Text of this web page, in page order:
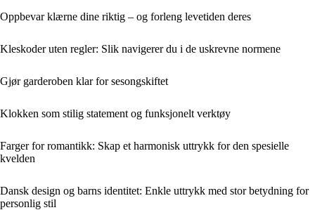
Oppbevar klærne dine riktig – og forleng levetiden deres
Kleskoder uten regler: Slik navigerer du i de uskrevne normene
Gjør garderoben klar for sesongskiftet
Klokken som stilig statement og funksjonelt verktøy
Farger for romantikk: Skap et harmonisk uttrykk for den spesielle
kvelden
Dansk design og barns identitet: Enkle uttrykk med stor betydning for
personlig stil